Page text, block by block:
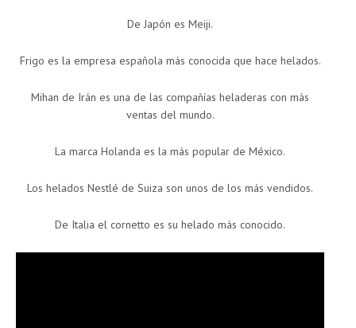
De Japón es Meiji.
Frigo es la empresa española más conocida que hace helados.
Mihan de Irán es una de las compañías heladeras con más
ventas del mundo.
La marca Holanda es la más popular de México.
Los helados Nestlé de Suiza son unos de los más vendidos.
De Italia el cornetto es su helado más conocido.